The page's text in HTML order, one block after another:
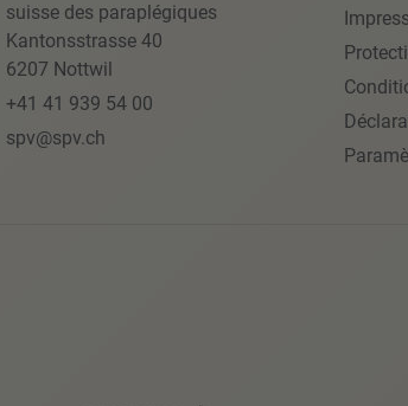
suisse des paraplégiques
Kantonsstrasse 40
6207 Nottwil
+41 41 939 54 00
spv@spv.ch